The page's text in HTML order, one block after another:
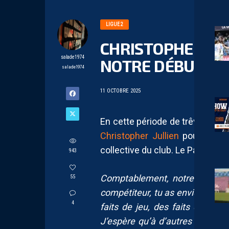
salade1974
salade1974
943
55
4
LIGUE 2
CHRISTOPHER
NOTRE DÉBUT
11 OCTOBRE 2025
En cette période de trêve
Christopher Jullien pour
collective du club. Le Pailladin
Comptablement, notre début
compétiteur, tu as envie de
faits de jeu, des faits de
J’espère qu’à d’autres